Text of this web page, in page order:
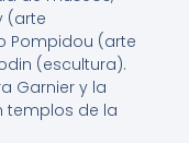
(arte
Pompidou (arte
(escultura).
Garnier y la
templos de la